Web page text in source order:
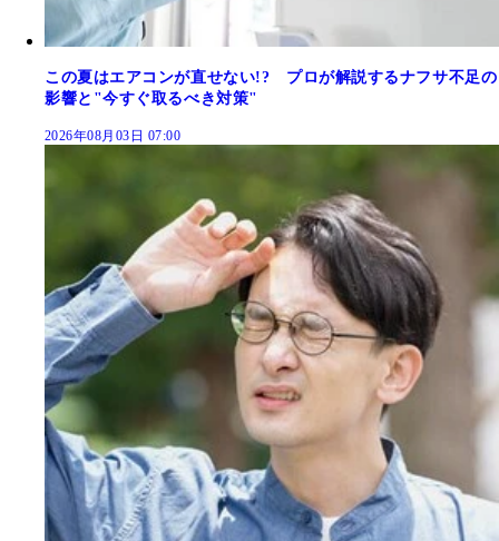
この夏はエアコンが直せない!? プロが解説するナフサ不足の
影響と"今すぐ取るべき対策"
2026年08月03日 07:00